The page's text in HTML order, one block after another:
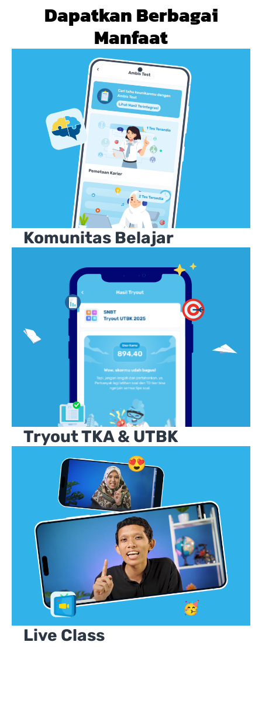
Dapatkan Berbagai
Manfaat
Komunitas Belajar
Tryout TKA & UTBK
Live Class